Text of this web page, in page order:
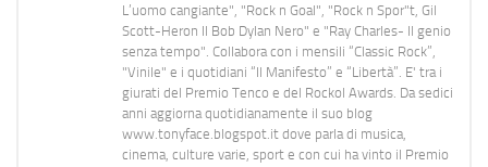
L’uomo cangiante", "Rock n Goal", "Rock n Spor"t, Gil
Scott-Heron Il Bob Dylan Nero" e "Ray Charles- Il genio
senza tempo". Collabora con i mensili “Classic Rock”,
"Vinile" e i quotidiani “Il Manifesto” e “Libertà”. E' tra i
giurati del Premio Tenco e del Rockol Awards. Da sedici
anni aggiorna quotidianamente il suo blog
www.tonyface.blogspot.it dove parla di musica,
cinema, culture varie, sport e con cui ha vinto il Premio